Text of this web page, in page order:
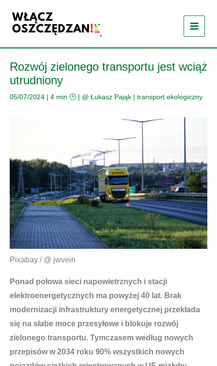
treści
Rozwój zielonego transportu jest wciąż
utrudniony
05/07/2024 | 4 min 🕒 | @ Łukasz Pająk | transport ekologiczny
Pixabay / @ jwvein
Ponad połowa sieci napowietrznych i stacji
elektroenergetycznych ma powyżej 40 lat. Brak
modernizacji infrastruktury energetycznej przekłada
się na słabe moce przesyłowe i blokuje rozwój
zielonego transportu. Tymczasem według nowych
przepisów w 2034 roku 90% wszystkich nowych